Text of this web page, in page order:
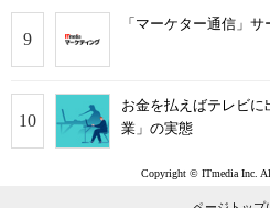
「マーケター通信」
お金を払えばテレビ
業」の実態
Copyright © ITmedia Inc.